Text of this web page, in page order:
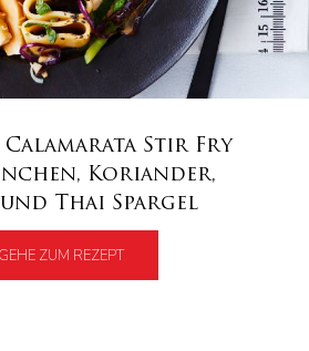
Stir Fry
Koriander,
Thai Spargel
GEHE ZUM REZEPT